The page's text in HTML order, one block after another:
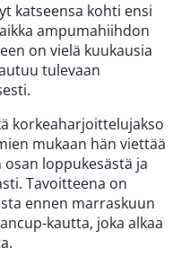
katseensa kohti ensi
ampumahiihdon
on vielä kuukausia
tulevaan
korkeaharjoittelujakso
mukaan hän viettää
loppukesästä ja
Tavoitteena on
ennen marraskuun
kautta, joka alkaa